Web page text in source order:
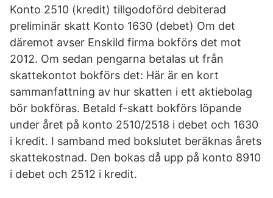
Konto 2510 (kredit) tillgodoförd debiterad
preliminär skatt Konto 1630 (debet) Om det
däremot avser Enskild firma bokförs det mot
2012. Om sedan pengarna betalas ut från
skattekontot bokförs det: Här är en kort
sammanfattning av hur skatten i ett aktiebolag
bör bokföras. Betald f-skatt bokförs löpande
under året på konto 2510/2518 i debet och 1630
i kredit. I samband med bokslutet beräknas årets
skattekostnad. Den bokas då upp på konto 8910
i debet och 2512 i kredit.